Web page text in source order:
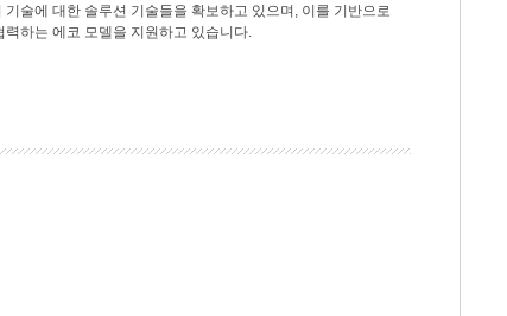
술에 대한 솔루션 기술들을 확보하고 있으며, 이를 기반으로
하는 에코 모델을 지원하고 있습니다.